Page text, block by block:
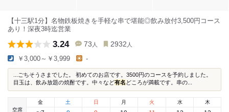
【十三駅1分】名物鉄板焼きを手軽な串で堪能◎飲み放付3,500円コース
あり！深夜3時迄営業
3.24 73 人 2932 人
￥3,000～￥3,999 -
...ごちそうさまでした。 初めてのお店です。3500円のコースを予約しました。
目玉は、飲み放題の焼酎です。中々など有名どころが満載です。串の...
空席
金
土 日 月 火 水 木